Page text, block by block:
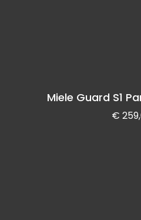
Miele Guard S1
€